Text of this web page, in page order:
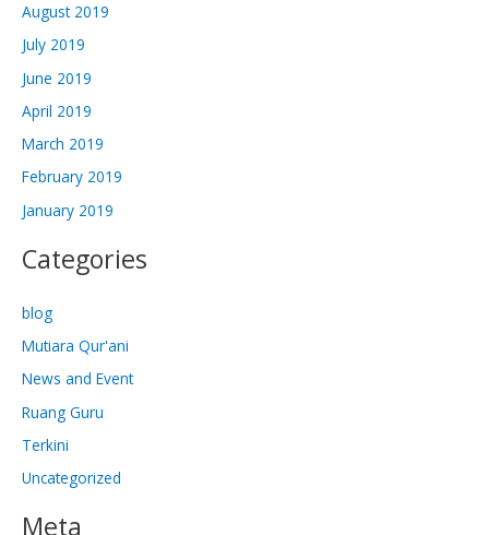
August 2019
July 2019
June 2019
April 2019
March 2019
February 2019
January 2019
Categories
blog
Mutiara Qur'ani
News and Event
Ruang Guru
Terkini
Uncategorized
Meta